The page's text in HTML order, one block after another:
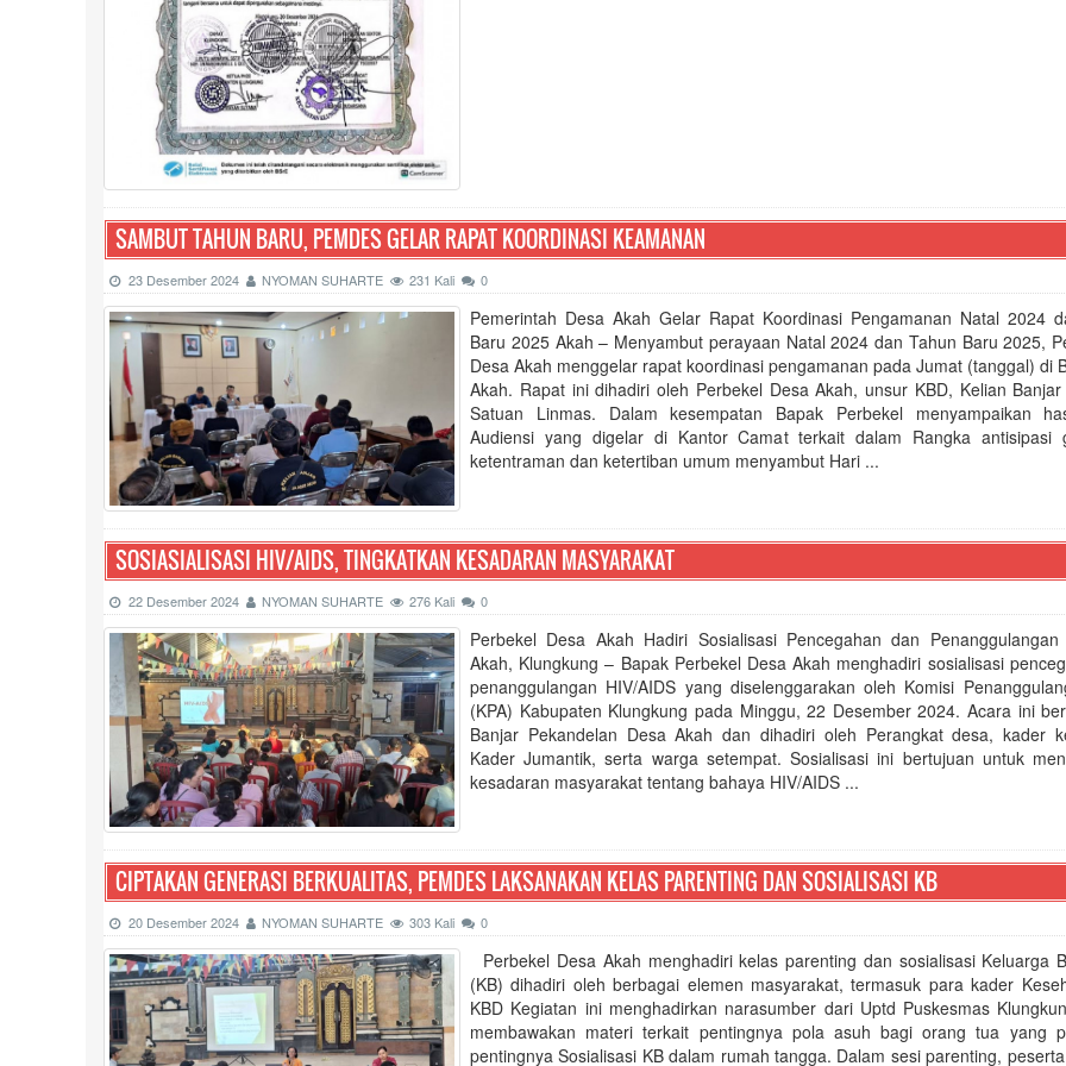
SAMBUT TAHUN BARU, PEMDES GELAR RAPAT KOORDINASI KEAMANAN
23 Desember 2024 NYOMAN SUHARTE 231 Kali 0
Pemerintah Desa Akah Gelar Rapat Koordinasi Pengamanan Natal 2024
Baru 2025 Akah – Menyambut perayaan Natal 2024 dan Tahun Baru 2025,
Desa Akah menggelar rapat koordinasi pengamanan pada Jumat (tanggal) di
Akah. Rapat ini dihadiri oleh Perbekel Desa Akah, unsur KBD, Kelian
Satuan Linmas. Dalam kesempatan Bapak Perbekel menyampaikan
Audiensi yang digelar di Kantor Camat terkait dalam Rangka antisipasi
ketentraman dan ketertiban umum menyambut Hari ...
SOSIASIALISASI HIV/AIDS, TINGKATKAN KESADARAN MASYARAKAT
22 Desember 2024 NYOMAN SUHARTE 276 Kali 0
Perbekel Desa Akah Hadiri Sosialisasi Pencegahan dan Penanggulangan
Akah, Klungkung – Bapak Perbekel Desa Akah menghadiri sosialisasi
penanggulangan HIV/AIDS yang diselenggarakan oleh Komisi
(KPA) Kabupaten Klungkung pada Minggu, 22 Desember 2024. Acara ini
Banjar Pekandelan Desa Akah dan dihadiri oleh Perangkat desa, kader
Kader Jumantik, serta warga setempat. Sosialisasi ini bertujuan untuk
kesadaran masyarakat tentang bahaya HIV/AIDS ...
CIPTAKAN GENERASI BERKUALITAS, PEMDES LAKSANAKAN KELAS PARENTING DAN SOSIALISASI KB
20 Desember 2024 NYOMAN SUHARTE 303 Kali 0
Perbekel Desa Akah menghadiri kelas parenting dan sosialisasi Keluarga
(KB) dihadiri oleh berbagai elemen masyarakat, termasuk para kader
KBD Kegiatan ini menghadirkan narasumber dari Uptd Puskesmas
membawakan materi terkait pentingnya pola asuh bagi orang tua yang
pentingnya Sosialisasi KB dalam rumah tangga. Dalam sesi parenting,